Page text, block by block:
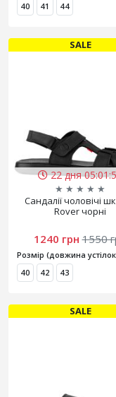
40
41 44
22 дня
SALE
★ ★ ★ ★ ★
Сандалії чоловічі
Rover чорні
1240 грн 1550
Розмір (довжина
40
42 43
SALE